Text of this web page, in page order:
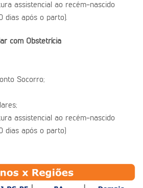
assistencial ao recém-nascido
dias após o parto).
com Obstetrícia
Socorro;
assistencial ao recém-nascido
dias após o parto)